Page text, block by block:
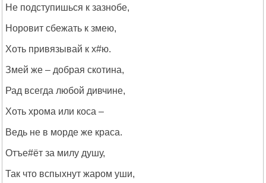
Не подступишься к зазнобе,
Норовит сбежать к змею,
Хоть привязывай к х#ю.
Змей же – добрая скотина,
Рад всегда любой дивчине,
Хоть хрома или коса –
Ведь не в морде же краса.
Отъе#ёт за милу душу,
Так что вспыхнут жаром уши,